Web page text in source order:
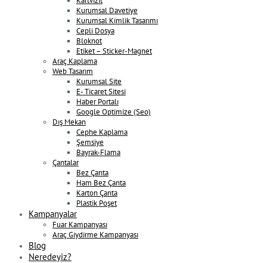
Kurumsal Davetiye
Kurumsal Kimlik Tasarımı
Cepli Dosya
Bloknot
Etiket – Sticker-Magnet
Araç Kaplama
Web Tasarım
Kurumsal Site
E- Ticaret Sitesi
Haber Portalı
Google Optimize (Seo)
Dış Mekan
Cephe Kaplama
Şemsiye
Bayrak-Flama
Çantalar
Bez Çanta
Ham Bez Çanta
Karton Çanta
Plastik Poşet
Kampanyalar
Fuar Kampanyası
Araç Giydirme Kampanyası
Blog
Neredeyiz?